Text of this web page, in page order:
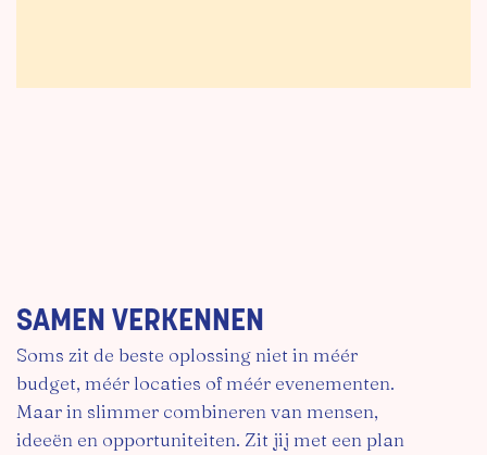
SAMEN VERKENNEN
Soms zit de beste oplossing niet in méér
budget, méér locaties of méér evenementen.
Maar in slimmer combineren van mensen,
ideeën en opportuniteiten. Zit jij met een plan